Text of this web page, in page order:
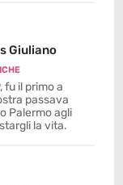
Giuliano
fu il primo a
passava
Palermo agli
la vita.